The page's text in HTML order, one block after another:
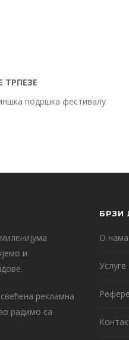
ТРПЕЗЕ
подршка фестивалу
и
рекламна
радимо са
БРЗИ
О нама
Услуге